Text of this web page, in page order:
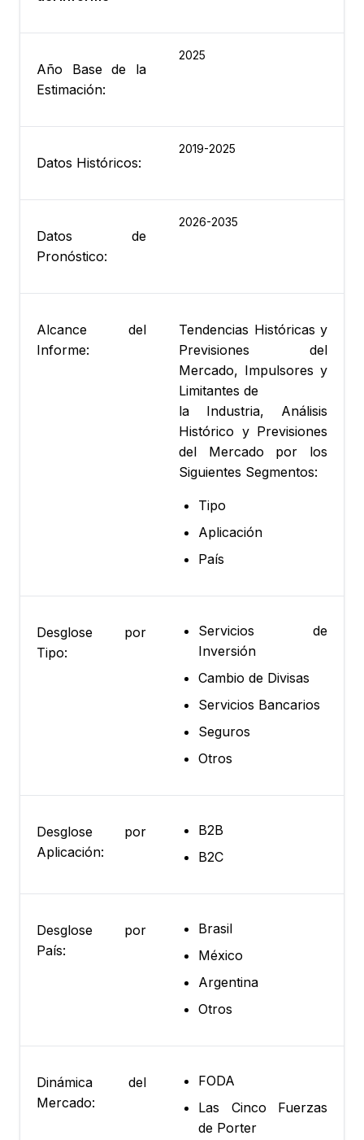
Año Base de la
Estimación:
2025
Datos Históricos:
2019-2025
Datos de
Pronóstico:
2026-2035
Alcance del
Informe:
Tendencias Históricas y
Previsiones del
Mercado, Impulsores y
Limitantes de
la Industria, Análisis
Histórico y Previsiones
del Mercado por los
Siguientes Segmentos:
Tipo
Aplicación
País
Desglose por
Tipo:
Servicios de
Inversión
Cambio de Divisas
Servicios Bancarios
Seguros
Otros
Desglose por
Aplicación:
B2B
B2C
Desglose por
País:
Brasil
México
Argentina
Otros
Dinámica del
Mercado:
FODA
Las Cinco Fuerzas
de Porter